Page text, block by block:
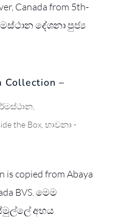
Canada from 5th-
දේශනා පුජ්‍ය
Collection –
,
the Box, භාවනා -
is copied from Abaya
BVS. මෙම
අභය